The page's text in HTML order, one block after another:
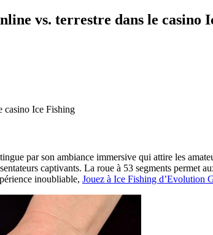
vs. terrestre dans le casino
casino Ice Fishing
par son ambiance immersive qui attire les
captivants. La roue à 53 segments permet
inoubliable, Jouez à Ice Fishing d’Evolution